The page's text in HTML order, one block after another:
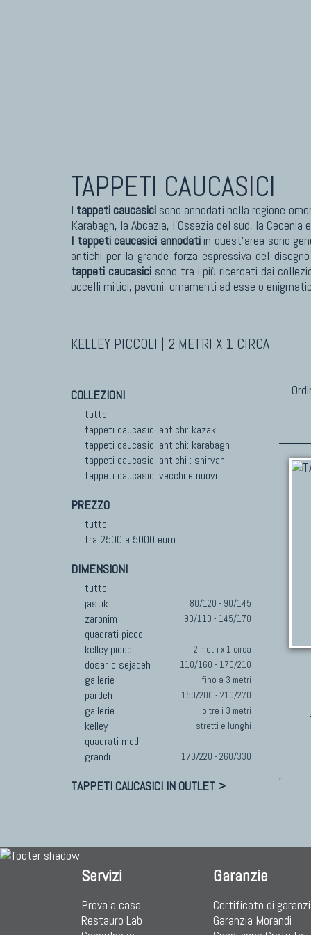
TAPPETI CAUCASICI
I tappeti caucasici sono annodati nella regione
Karabagh, la Abcazia, l'Ossezia del sud, la Cecenia
I tappeti caucasici annodatiin quest'area sono
antichi per la grande forza espressiva del
tappeti caucasicisono tra i più ricercati dai
uccelli mitici, pavoni, ornamenti ad esse o
KELLEY PICCOLI | 2 METRI X 1 CIRCA
COLLEZIONI
tutte
tappeti caucasici antichi: kazak
tappeti caucasici antichi: karabagh
tappeti caucasici antichi : shirvan
tappeti caucasici vecchi e nuovi
PREZZO
tutte
tra 2500 e 5000 euro
DIMENSIONI
tutte
jastik
80/120 - 90/145
zaronim 90/110 - 145/170
quadrati piccoli
kelley piccoli
2 metri x 1 circa
dosar o sejadeh 110/160 - 170/210
gallerie fino a 3 metri
pardeh 150/200 - 210/270
gallerie oltre i 3 metri
kelley stretti e lunghi
quadrati medi
grandi
170/220 - 260/330
TAPPETI CAUCASICI IN OUTLET >
Servizi
Prova a casa
Restauro Lab
Garanzie
Certificato di
Garanzia Morandi